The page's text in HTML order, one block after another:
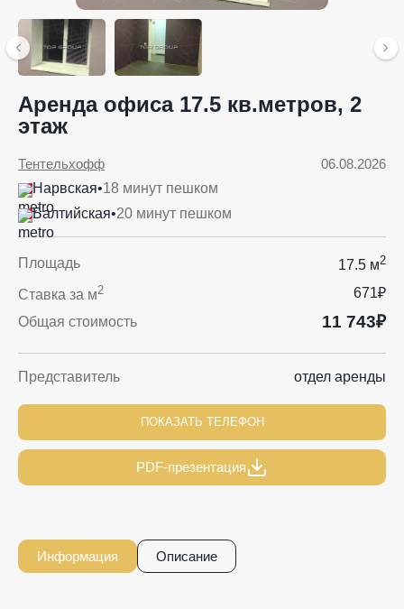
Аренда офиса 17.5 кв.метров, 2
этаж
06.08.2026
Тентельхофф
Нарвская•18 минут пешком
Балтийская•20 минут пешком
Площадь 17.5 м2
Ставка за м2
671₽
Общая стоимость
11 743₽
Представитель отдел аренды
ПОКАЗАТЬ ТЕЛЕФОН
PDF-презентация
Информация Описание